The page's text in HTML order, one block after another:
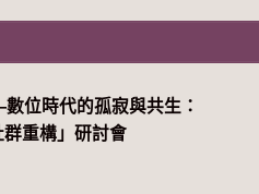
位時代的孤寂與共生：
重構」研討會